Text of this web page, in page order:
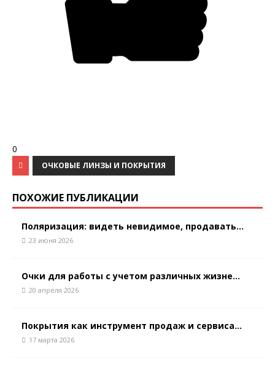
0
ОЧКОВЫЕ ЛИНЗЫ И ПОКРЫТИЯ
ПОХОЖИЕ ПУБЛИКАЦИИ
Поляризация: видеть невидимое, продавать...
23 июня 2026
Очки для работы с учетом различных жизне...
20 апреля 2026
Покрытия как инструмент продаж и сервиса...
17 марта 2026